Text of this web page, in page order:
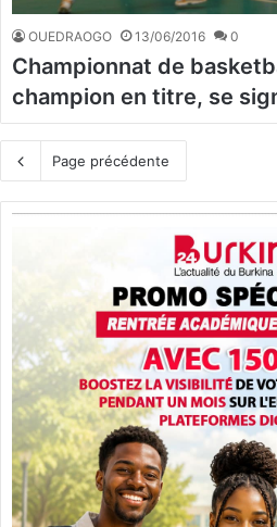
OUEDRAOGO 13/06/2016 0
Championnat de
champion en titre, se
Page précédente